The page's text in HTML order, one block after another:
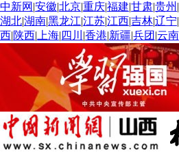
中新网 |安徽|北京|重庆|福建|甘肃|贵州 |
湖北|湖南|黑龙江|江苏|江西|吉林|辽宁|
西|陕西| 上海| 四川 |香港|新疆|兵团 |云南